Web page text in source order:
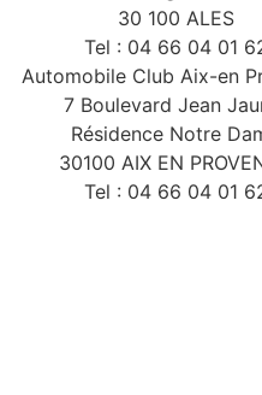
30 100 ALES
Tel : 04 66 04 01
Automobile Club Aix-en
7 Boulevard Jean
Résidence Notre
30100 AIX EN
Tel : 04 66 04 01